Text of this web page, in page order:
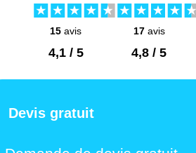
15 avis
4,1 / 5
17avis
4,8 / 5
Devis gratuit